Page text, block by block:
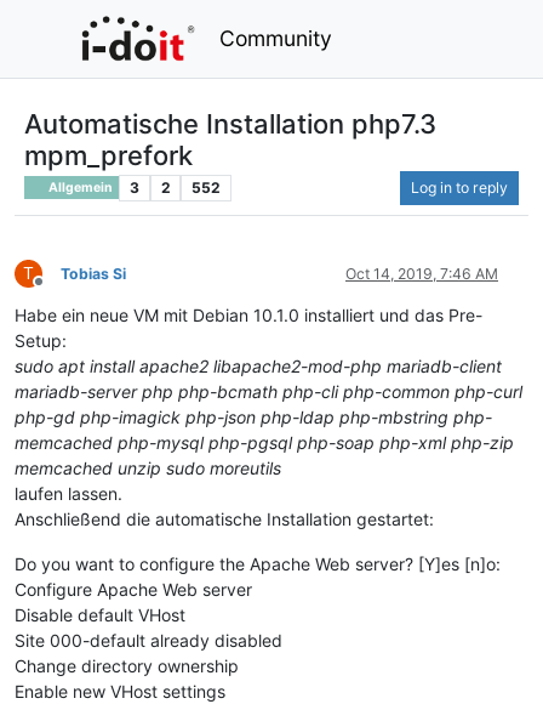
Community
Automatische Installation php7.3
mpm_prefork
Allgemein 3 2 552 Log in to reply
T
Offline
Tobias Si Oct 14, 2019, 7:46 AM
Habe ein neue VM mit Debian 10.1.0 installiert und das Pre-
Setup:
sudo apt install apache2 libapache2-mod-php mariadb-client
mariadb-server php php-bcmath php-cli php-common php-curl
php-gd php-imagick php-json php-ldap php-mbstring php-
memcached php-mysql php-pgsql php-soap php-xml php-zip
memcached unzip sudo moreutils
laufen lassen.
Anschließend die automatische Installation gestartet:
Do you want to configure the Apache Web server? [Y]es [n]o:
Configure Apache Web server
Disable default VHost
Site 000-default already disabled
Change directory ownership
Enable new VHost settings